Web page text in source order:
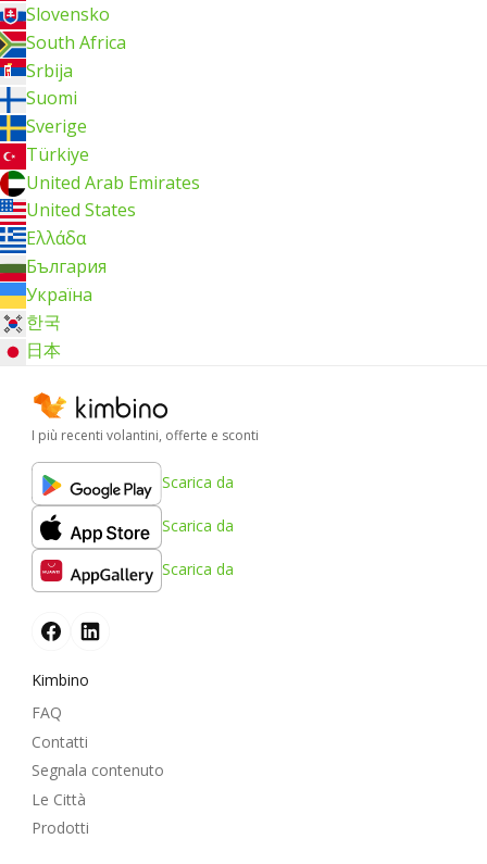
Slovensko
South Africa
Srbija
Suomi
Sverige
Türkiye
United Arab Emirates
United States
Ελλάδα
България
Україна
한국
日本
I più recenti volantini, offerte e sconti
Scarica da
Scarica da
Scarica da
Kimbino
FAQ
Contatti
Segnala contenuto
Le Città
Prodotti